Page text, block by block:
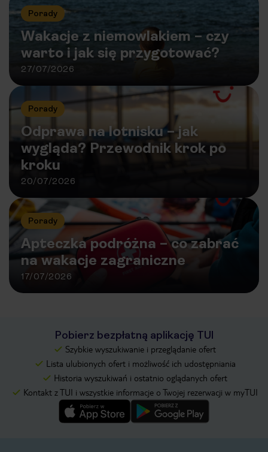
Porady
Wakacje z niemowlakiem – czy
warto i jak się przygotować?
27/07/2026
Porady
Odprawa na lotnisku – jak
wygląda? Przewodnik krok po
kroku
20/07/2026
Porady
Apteczka podróżna – co zabrać
na wakacje zagraniczne
17/07/2026
Pobierz bezpłatną aplikację TUI
Szybkie wyszukiwanie i przeglądanie ofert
Lista ulubionych ofert i możliwość ich udostępniania
Historia wyszukiwań i ostatnio oglądanych ofert
Kontakt z TUI i wszystkie informacje o Twojej rezerwacji w myTUI